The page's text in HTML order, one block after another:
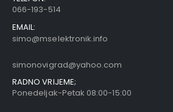
066-193-514
EMAIL:
simo@mselektronik.info
simonovigrad@yahoo.com
RADNO VRIJEME;
Ponedeljak-Petak 08:00-15:00